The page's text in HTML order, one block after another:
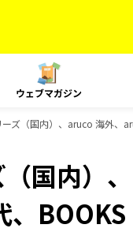
ウェブマガジン
ズ（国内）、aruco 海外、
国内）
BOOKS